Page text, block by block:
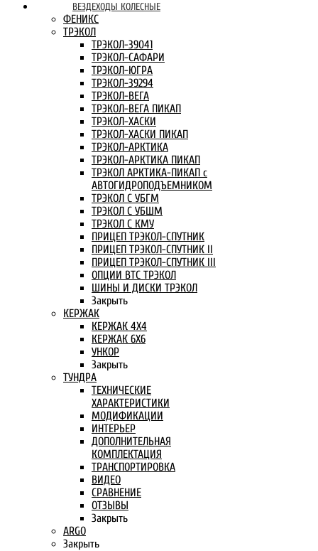
ВЕЗДЕХОДЫ КОЛЕСНЫЕ
ФЕНИКС
ТРЭКОЛ
ТРЭКОЛ-39041
ТРЭКОЛ-САФАРИ
ТРЭКОЛ-ЮГРА
ТРЭКОЛ-39294
ТРЭКОЛ-ВЕГА
ТРЭКОЛ-ВЕГА ПИКАП
ТРЭКОЛ-ХАСКИ
ТРЭКОЛ-ХАСКИ ПИКАП
ТРЭКОЛ-АРКТИКА
ТРЭКОЛ-АРКТИКА ПИКАП
ТРЭКОЛ АРКТИКА-ПИКАП с
АВТОГИДРОПОДЪЕМНИКОМ
ТРЭКОЛ С УБГМ
ТРЭКОЛ С УБШМ
ТРЭКОЛ С КМУ
ПРИЦЕП ТРЭКОЛ-СПУТНИК
ПРИЦЕП ТРЭКОЛ-СПУТНИК II
ПРИЦЕП ТРЭКОЛ-СПУТНИК III
ОПЦИИ ВТС ТРЭКОЛ
ШИНЫ И ДИСКИ ТРЭКОЛ
Закрыть
КЕРЖАК
КЕРЖАК 4Х4
КЕРЖАК 6Х6
УНКОР
Закрыть
ТУНДРА
ТЕХНИЧЕСКИЕ
ХАРАКТЕРИСТИКИ
МОДИФИКАЦИИ
ИНТЕРЬЕР
ДОПОЛНИТЕЛЬНАЯ
КОМПЛЕКТАЦИЯ
ТРАНСПОРТИРОВКА
ВИДЕО
СРАВНЕНИЕ
ОТЗЫВЫ
Закрыть
ARGO
Закрыть